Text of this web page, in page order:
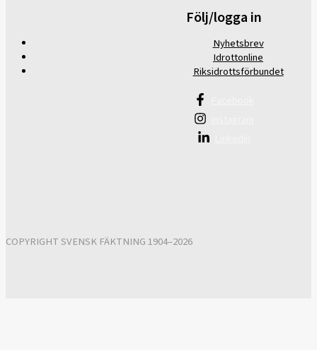
Följ/logga in
Nyhetsbrev
Idrottonline
Riksidrottsförbundet
COPYRIGHT SVENSK FÄKTNING 1904–2026